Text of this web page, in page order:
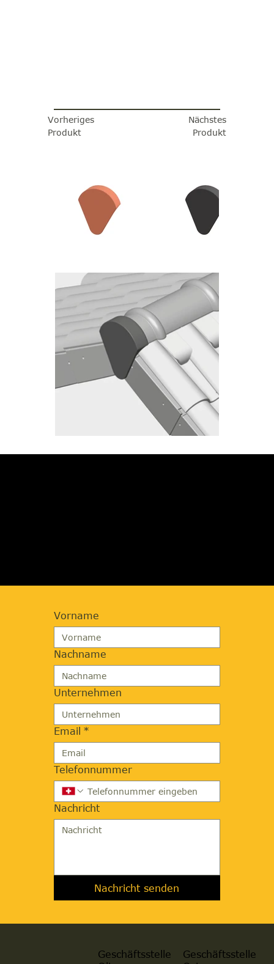
Vorheriges
Produkt
Nächstes
Produkt
Vorname
Nachname
Unternehmen
Email *
Telefonnummer
Nachricht
Nachricht senden
Geschäftsstelle
Geschäftsstelle